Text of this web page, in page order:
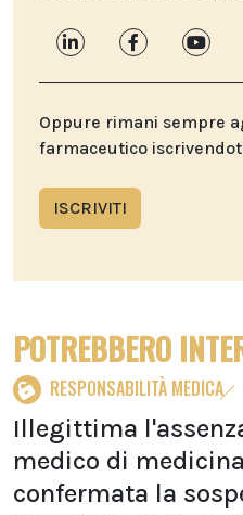
Oppure rimani sempre
farmaceutico
ISCRIVITI
POTREBBERO
RESPONSABILITÀ MEDICA
Illegittima
medico di
confermata la